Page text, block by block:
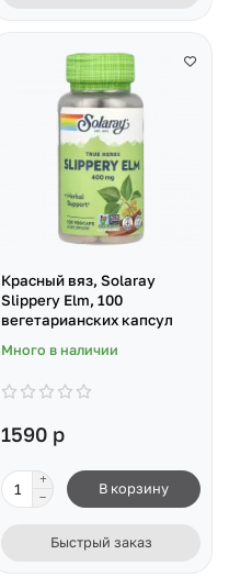
Красный вяз, Solaray
Slippery Elm, 100
вегетарианских капсул
Много в наличии
1590 р
В корзину
Быстрый заказ